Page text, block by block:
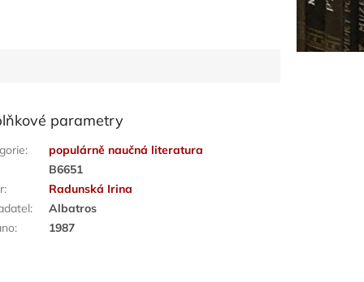
parametry
:
populárně naučná literatura
B6651
:
Radunská Irina
:
Albatros
: 1987